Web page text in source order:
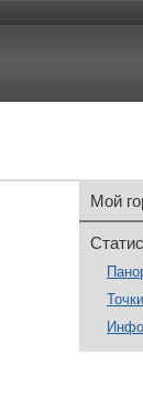
Мой